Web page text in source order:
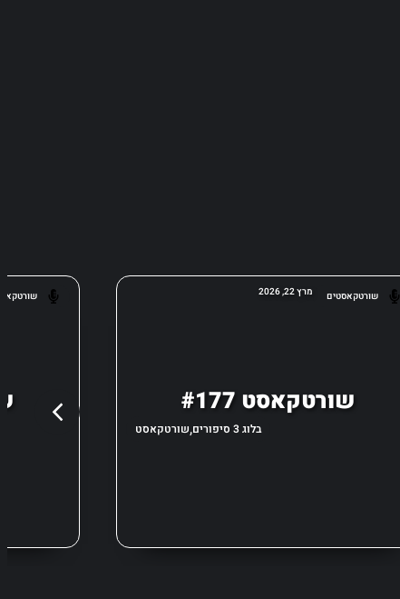
שורטקאסטים מרץ 22, 2026
שורטקאסט #177
בלוג 3 סיפורים ,שורטקאסט